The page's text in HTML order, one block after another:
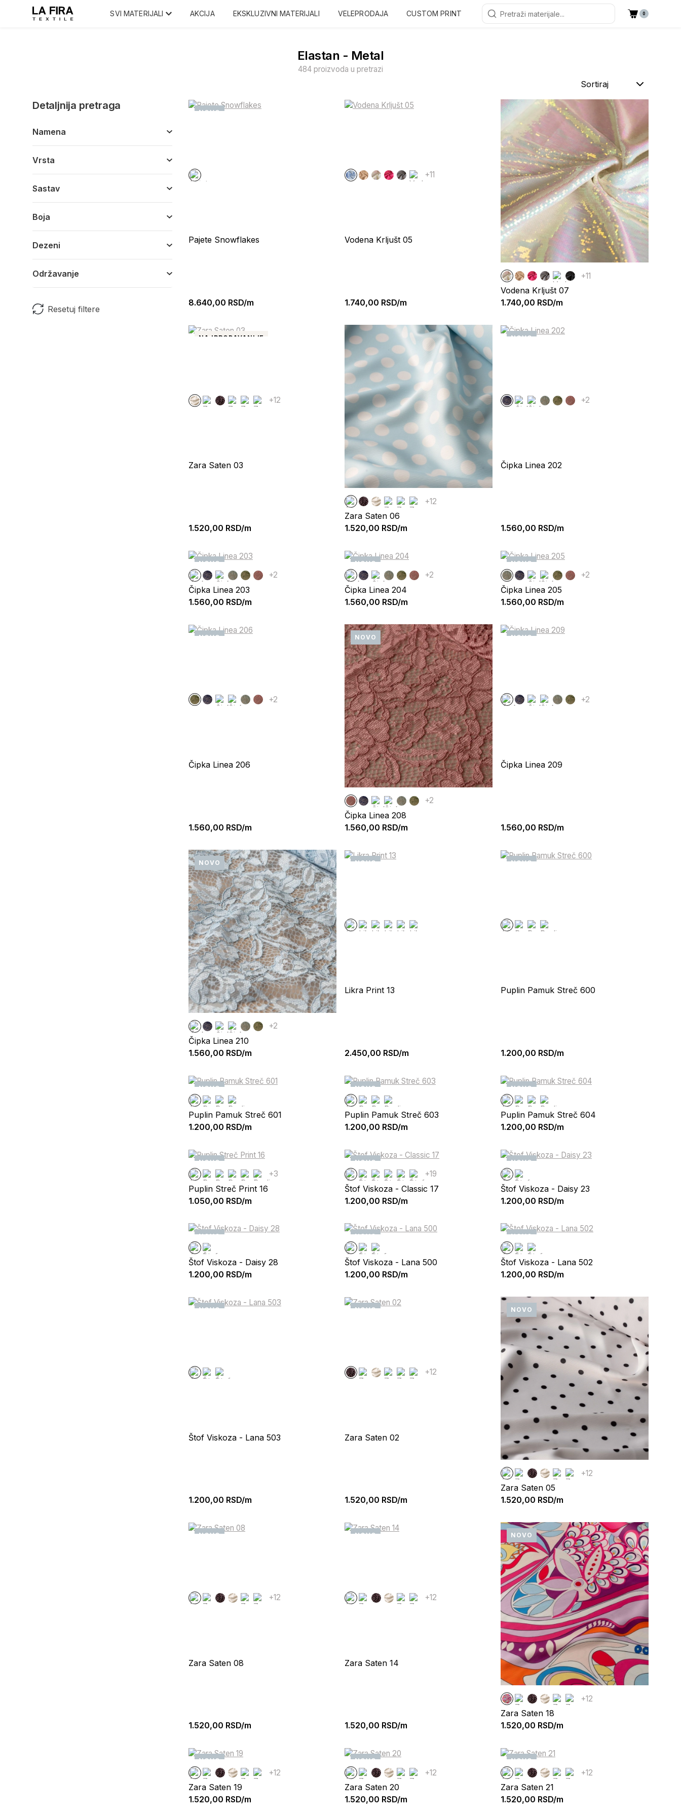
SVI MATERIJALI AKCIJA EKSKLUZIVNI MATERIJALI VELEPRODAJA CUSTOM PRINT 0
Elastan - Metal
484 proizvoda u pretrazi
Sortiraj
Detaljnija pretraga
Namena
Vrsta
Sastav
Boja
Dezeni
Održavanje
Resetuj filtere
NOVO
Pajete Snowflakes
8.640,00 RSD/m
+11
Vodena Krljušt 05
1.740,00 RSD/m
+11
Vodena Krljušt 07
1.740,00 RSD/m
NAJPRODAVANIJE
+12
Zara Saten 03
1.520,00 RSD/m
+12
Zara Saten 06
1.520,00 RSD/m
NOVO
+2
Čipka Linea 202
1.560,00 RSD/m
NOVO
+2
Čipka Linea 203
1.560,00 RSD/m
NOVO
+2
Čipka Linea 204
1.560,00 RSD/m
NOVO
+2
Čipka Linea 205
1.560,00 RSD/m
NOVO
+2
Čipka Linea 206
1.560,00 RSD/m
NOVO
+2
Čipka Linea 208
1.560,00 RSD/m
NOVO
+2
Čipka Linea 209
1.560,00 RSD/m
NOVO
+2
Čipka Linea 210
1.560,00 RSD/m
NOVO
Likra Print 13
2.450,00 RSD/m
NOVO
Puplin Pamuk Streč 600
1.200,00 RSD/m
NOVO
Puplin Pamuk Streč 601
1.200,00 RSD/m
NOVO
Puplin Pamuk Streč 603
1.200,00 RSD/m
NOVO
Puplin Pamuk Streč 604
1.200,00 RSD/m
NOVO
+3
Puplin Streč Print 16
1.050,00 RSD/m
NOVO
+19
Štof Viskoza - Classic 17
1.200,00 RSD/m
NOVO
Štof Viskoza - Daisy 23
1.200,00 RSD/m
NOVO
Štof Viskoza - Daisy 28
1.200,00 RSD/m
NOVO
Štof Viskoza - Lana 500
1.200,00 RSD/m
NOVO
Štof Viskoza - Lana 502
1.200,00 RSD/m
NOVO
Štof Viskoza - Lana 503
1.200,00 RSD/m
NOVO
+12
Zara Saten 02
1.520,00 RSD/m
NOVO
+12
Zara Saten 05
1.520,00 RSD/m
NOVO
+12
Zara Saten 08
1.520,00 RSD/m
NOVO
+12
Zara Saten 14
1.520,00 RSD/m
NOVO
+12
Zara Saten 18
1.520,00 RSD/m
NOVO
+12
Zara Saten 19
1.520,00 RSD/m
NOVO
+12
Zara Saten 20
1.520,00 RSD/m
NOVO
+12
Zara Saten 21
1.520,00 RSD/m